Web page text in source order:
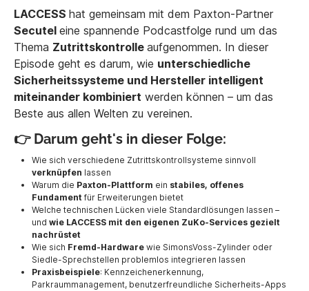
LACCESS hat gemeinsam mit dem Paxton-Partner
Secutel eine spannende Podcastfolge rund um das
Thema Zutrittskontrolle aufgenommen. In dieser
Episode geht es darum, wie unterschiedliche
Sicherheitssysteme und Hersteller intelligent
miteinander kombiniert werden können – um das
Beste aus allen Welten zu vereinen.
👉 Darum geht's in dieser Folge:
Wie sich verschiedene Zutrittskontrollsysteme sinnvoll
verknüpfen lassen
Warum die Paxton-Plattform ein stabiles, offenes
Fundament für Erweiterungen bietet
Welche technischen Lücken viele Standardlösungen lassen –
und wie LACCESS mit den eigenen ZuKo-Services gezielt
nachrüstet
Wie sich Fremd-Hardwarewie SimonsVoss-Zylinder oder
Siedle-Sprechstellen problemlos integrieren lassen
Praxisbeispiele: Kennzeichenerkennung,
Parkraummanagement, benutzerfreundliche Sicherheits-Apps